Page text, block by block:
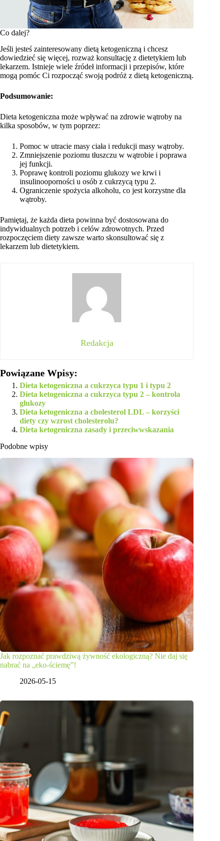
Co dalej?
Jeśli jesteś zainteresowany dietą ketogeniczną i chcesz
dowiedzieć się więcej, rozważ konsultację z dietetykiem lub
lekarzem. Istnieje wiele źródeł informacji i przepisów, które
mogą pomóc Ci rozpocząć swoją podróż z dietą ketogeniczną.
Podsumowanie:
Dieta ketogeniczna może wpływać na zdrowie wątroby na
kilka sposobów, w tym poprzez:
Pomoc w utracie masy ciała i redukcji masy wątroby.
Zmniejszenie poziomu tłuszczu w wątrobie i poprawa
jej funkcji.
Poprawę kontroli poziomu glukozy we krwi i
insulinooporności u osób z cukrzycą typu 2.
Ograniczenie spożycia alkoholu, co jest korzystne dla
wątroby.
Pamiętaj, że każda dieta powinna być dostosowana do
indywidualnych potrzeb i celów zdrowotnych. Przed
rozpoczęciem diety zawsze warto skonsultować się z
lekarzem lub dietetykiem.
Redakcja
Powiązane Wpisy:
Dieta ketogeniczna a cukrzyca typu 1 i typu 2
Dieta ketogeniczna a cukrzyca typu 2 – kontrola
glukozy
Dieta ketogeniczna a cholesterol LDL – korzyści
diety czy wzrost cholesterolu?
Dieta ketogeniczna zasady i przeciwwskazania
Podobne wpisy
Jak rozpoznać prawdziwą żywność ekologiczną? Nie daj się
nabrać na „eko-ściemę”!
2026-05-15